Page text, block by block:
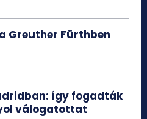
Greuther Fürthben
így fogadták
válogatottat